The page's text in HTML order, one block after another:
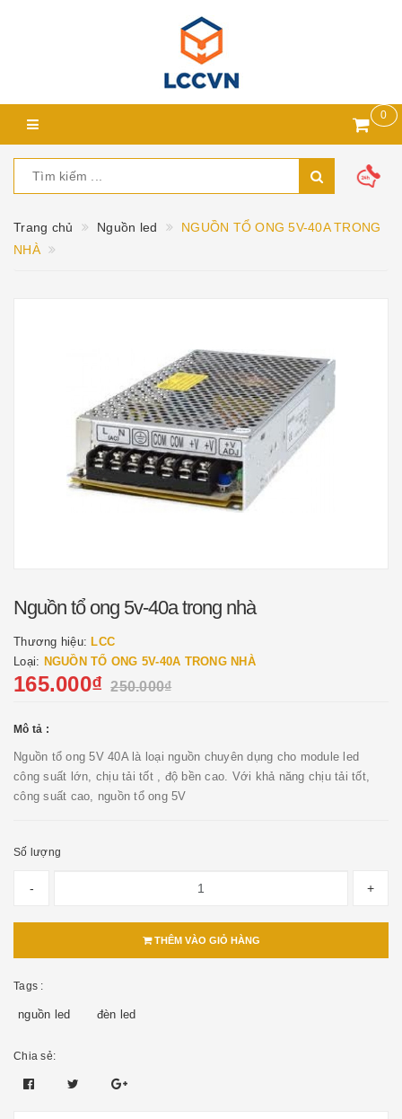
0
Trang chủ Nguồn led
NGUỒN TỔ ONG 5V-40A TRONG
NHÀ
Nguồn tổ ong 5v-40a trong nhà
Thương hiệu: LCC
Loại: NGUỒN TỔ ONG 5V-40A TRONG NHÀ
165.000₫ 250.000₫
Mô tả :
Nguồn tổ ong 5V 40A là loại nguồn chuyên dụng cho module led
công suất lớn, chịu tải tốt , độ bền cao. Với khả năng chịu tải tốt,
công suất cao, nguồn tổ ong 5V
Số lượng
- +
THÊM VÀO GIỎ HÀNG
Tags :
nguồn led đèn led
Chia sẻ: